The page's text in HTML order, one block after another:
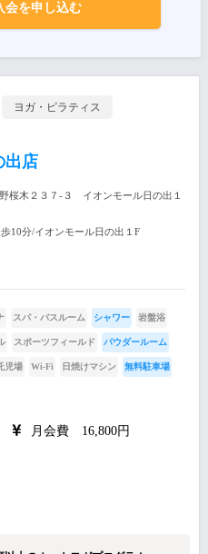
会を申し込む
ヨガ・ピラティス
出店
桜木２３７-３ イオンモール日の出１
10分/イオンモール日の出１F
スパ・バスルーム シャワー 岩盤浴
スポーツフィールド パウダールーム
児場 Wi-Fi 日焼けマシン 無料駐車場
月会費 16,800円